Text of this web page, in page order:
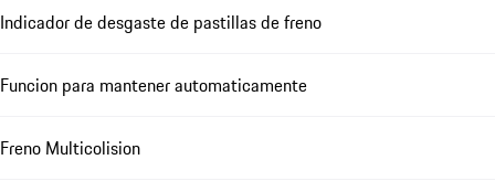
Indicador de desgaste de pastillas de freno
Funcion para mantener automaticamente
Freno Multicolision